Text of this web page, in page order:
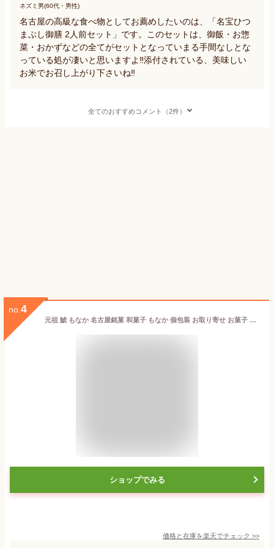
ネズミ男(60代・男性)
名古屋の高級な食べ物としてお薦めしたいのは、「名宝ひつ
まぶし御膳 2人前セット」です。このセットは、御飯・お惣
菜・おかずなどの全てがセットとなっていまる手間なしとな
っている処が凄いと思いますよ‼️添付されている、美味しい
お米でお召し上がり下さいね‼️
全てのおすすめコメント（2件）
no. 4
元祖 鯱 もなか 名古屋銘菓 和菓子 もなか 個包装 お取り寄せ お菓子 和菓子 創業明治40年 老舗 高級 有名 シャチホコ 名古屋 お土産 愛知 最中 名物 銘菓 名古屋名物 スイーツ あんこ つぶあん 和スイーツ お茶菓子 もなか ギフト 贈答 贈り物 内祝い 美味しい和菓子
ショップでみる
価格と在庫を楽天でチェック >>